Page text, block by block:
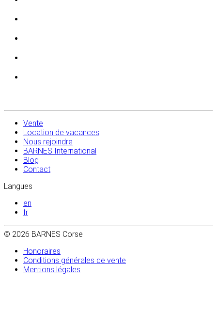
Vente
Location de vacances
Nous rejoindre
BARNES International
Blog
Contact
Langues
en
fr
© 2026 BARNES Corse
Honoraires
Conditions générales de vente
Mentions légales